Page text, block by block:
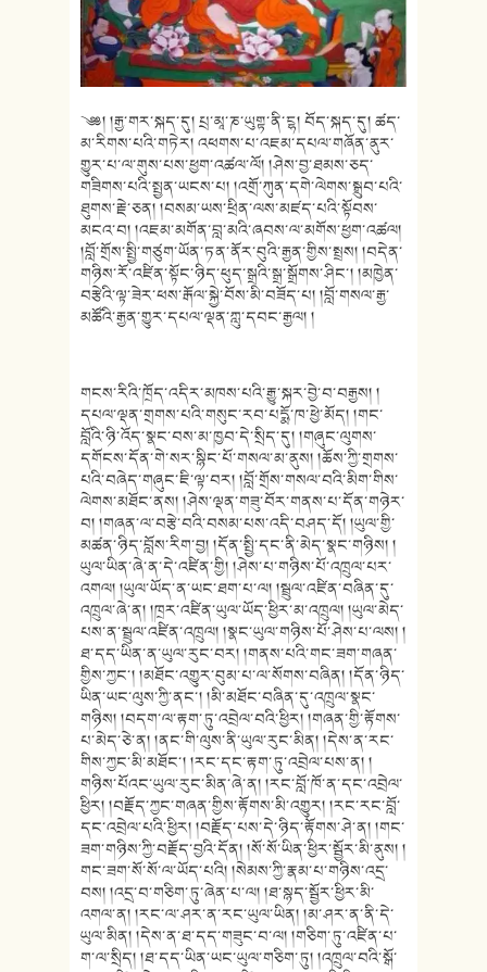
༄༅། །རྒྱ་གར་སྐད་དུ། པྲ་མཱ་ཎ་ཡུགྟ་ནི་ངྷ། བོད་སྐད་དུ། ཚད་
མ་རིགས་པའི་གཏེར། འཕགས་པ་འཇམ་དཔལ་གཞོན་ནུར་
གྱུར་པ་ལ་གུས་པས་ཕྱག་འཚལ་ལོ། །ཤེས་བྱ་ཐམས་ཅད་
གཟིགས་པའི་སྤྱན་ཡངས་པ། །འགྲོ་ཀུན་དགེ་ལེགས་སྒྲུབ་པའི་
ཐུགས་རྗེ་ཅན། །བསམ་ཡས་ཕྲིན་ལས་མཛད་པའི་སྟོབས་
མངའ་བ། །འཇམ་མགོན་བླ་མའི་ཞབས་ལ་མགོས་ཕྱག་འཚལ།
།བློ་གྲོས་སྤྱི་གཙུག་ཡོན་ཏན་ནོར་བུའི་རྒྱན་གྱིས་སྤྲས། །བདེན་
གཉིས་རོ་འཛིན་སྟོང་ཉིད་ཕུད་སྒྲའི་སྒྲ་སྒྲོགས་ཤིང་། །མཁྱེན་
བརྩེའི་ལྟ་ཟེར་ཕས་རྒོལ་སྐྱེ་བོས་མི་བཟོད་པ། །བློ་གསལ་རྒྱ་
མཚོའི་རྒྱན་གྱུར་དཔལ་ལྡན་ཀླུ་དབང་རྒྱལ། །
གངས་རིའི་ཁྲོད་འདིར་མཁས་པའི་རྒྱུ་སྐར་བྱེ་བ་བརྒྱས། །
དཔལ་ལྡན་གྲགས་པའི་གསུང་རབ་པདྨོ་ཁ་ཕྱེ་མོད། །གང་
བློའི་ཉི་འོད་སྣང་བས་མ་ཁྱབ་དེ་སྲིད་དུ། །གཞུང་ལུགས་
དགོངས་དོན་གེ་སར་སྙིང་པོ་གསལ་མ་ནུས། །ཆོས་ཀྱི་གྲགས་
པའི་བཞེད་གཞུང་ཇི་ལྟ་བར། །བློ་གྲོས་གསལ་བའི་མིག་གིས་
ལེགས་མཐོང་ནས། །ཤེས་ལྡན་གཟུ་བོར་གནས་པ་དོན་གཉེར་
བ། །གཞན་ལ་བརྩེ་བའི་བསམ་པས་འདི་བཤད་དོ། །ཡུལ་གྱི་
མཚན་ཉིད་བློས་རིག་བྱ། །དོན་སྤྱི་དང་ནི་མེད་སྣང་གཉིས། །
ཡུལ་ཡིན་ཞེ་ན་དེ་འཛིན་གྱི། །ཤེས་པ་གཉིས་པོ་འཁྲུལ་པར་
འགལ། །ཡུལ་ཡོད་ན་ཡང་ཐག་པ་ལ། །སྦྲུལ་འཛིན་བཞིན་དུ་
འཁྲུལ་ཞེ་ན། །ཁྲར་འཛིན་ཡུལ་ཡོད་ཕྱིར་མ་འཁྲུལ། །ཡུལ་མེད་
པས་ན་སྦྲུལ་འཛིན་འཁྲུལ། །སྣང་ཡུལ་གཉིས་པོ་ཤེས་པ་ལས། །
ཐ་དད་ཡིན་ན་ཡུལ་རུང་བར། །གནས་པའི་གང་ཟག་གཞན་
གྱིས་ཀྱང་། །མཐོང་འགྱུར་བུམ་པ་ལ་སོགས་བཞིན། །དོན་ཉིད་
ཡིན་ཡང་ལུས་ཀྱི་ནང་། །མི་མཐོང་བཞིན་དུ་འཁྲུལ་སྣང་
གཉིས། །བདག་ལ་རྟག་ཏུ་འབྲེལ་བའི་ཕྱིར། །གཞན་གྱི་རྟོགས་
པ་མེད་ཅེ་ན། །ནང་གི་ལུས་ནི་ཡུལ་རུང་མིན། །དེས་ན་རང་
གིས་ཀྱང་མི་མཐོང་། །རང་དང་རྟག་ཏུ་འབྲེལ་པས་ན། །
གཉིས་པོའང་ཡུལ་རུང་མིན་ཞེ་ན། །རང་བློ་ཁོ་ན་དང་འབྲེལ་
ཕྱིར། །བརྗོད་ཀྱང་གཞན་གྱིས་རྟོགས་མི་འགྱུར། །རང་རང་བློ་
དང་འབྲེལ་པའི་ཕྱིར། །བརྗོད་པས་དེ་ཉིད་རྟོགས་ཤེ་ན། །གང་
ཟག་གཉིས་ཀྱི་བརྗོད་བྱའི་དོན། །སོ་སོ་ཡིན་ཕྱིར་སྦྱོར་མི་ནུས། །
གང་ཟག་སོ་སོ་ལ་ཡོད་པའི། །སེམས་ཀྱི་རྣམ་པ་གཉིས་འདྲ་
བས། །འདྲ་བ་གཅིག་ཏུ་ཞེན་པ་ལ། །ཐ་སྙད་སྦྱོར་ཕྱིར་མི་
འགལ་ན། །རང་ལ་ཤར་ན་རང་ཡུལ་ཡིན། །མ་ཤར་ན་ནི་དེ་
ཡུལ་མིན། །དེས་ན་ཐ་དད་གཟུང་བ་ལ། །གཅིག་ཏུ་འཛིན་པ་
ག་ལ་སྲིད། །ཐ་དད་ཡིན་ཡང་ཡུལ་གཅིག་ཏུ། །འཁྲུལ་བའི་སྒོ་